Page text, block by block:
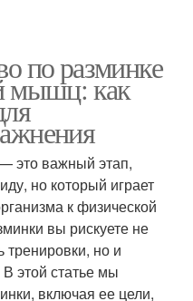
по разминке
мышц: как
это важный этап,
но который играет
к физической
вы рискуете не
тренировки, но и
этой статье мы
включая ее цели,